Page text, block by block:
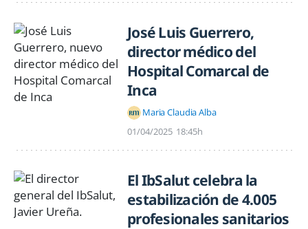
José Luis Guerrero,
director médico del
Hospital Comarcal de
Inca
Maria Claudia Alba
01/04/2025 18:45h
El IbSalut celebra la
estabilización de 4.005
profesionales sanitarios